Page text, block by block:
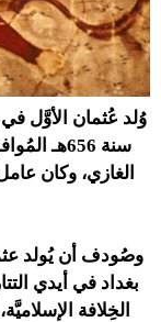
الغازي، وكان
وصُودف أن يُولد
بغداد في أيدي
الخِلافة